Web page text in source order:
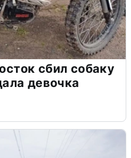
сбил собаку
девочка